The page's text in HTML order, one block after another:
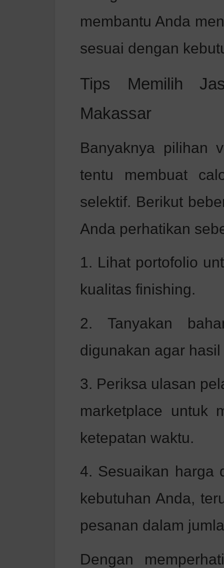
membantu Anda
sesuai dengan
Tips Memilih
Makassar
Banyaknya pilihan
tentu membuat
selektif. Berikut
Anda perhatikan
1. Lihat portofolio
kualitas finishing.
2. Tanyakan
digunakan agar
3. Periksa ulasan
marketplace untuk
ketepatan waktu.
4. Sesuaikan harga
kebutuhan Anda,
pesanan dalam
Dengan